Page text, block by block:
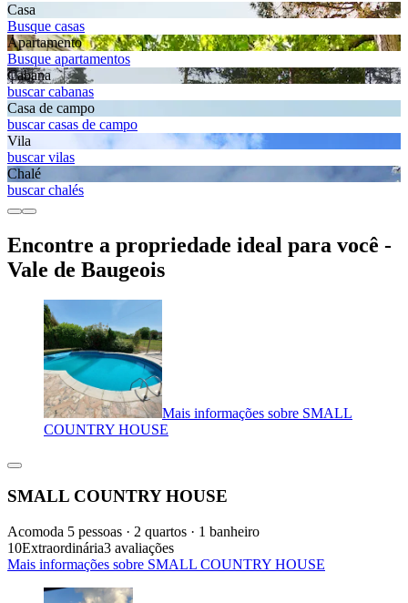
Casa
Busque casas
Apartamento
Busque apartamentos
Cabana
buscar cabanas
Casa de campo
buscar casas de campo
Vila
buscar vilas
Chalé
buscar chalés
Encontre a propriedade ideal para você -
Vale de Baugeois
Mais informações sobre SMALL
COUNTRY HOUSE
SMALL COUNTRY HOUSE
Acomoda 5 pessoas · 2 quartos · 1 banheiro
10Extraordinária3 avaliações
Mais informações sobre SMALL COUNTRY HOUSE